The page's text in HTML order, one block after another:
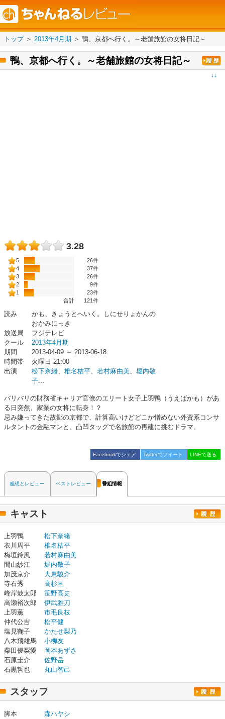
トップ＞ 2013年4月期 ＞ 鴨、京都へ行く。～老舗旅館の女将日記～
鴨、京都へ行く。～老舗旅館の女将日記～
↓↓
3.28
5
26件
4
37件
3
26件
2
9件
1
23件
合計
121件
読み
かも、きょうとへいく。しにせりょかんの
おかみにっき
放送局
フジテレビ
クール
2013年4月期
期間
2013-04-09 ～ 2013-06-18
時間帯
火曜日 21:00
出演
松下奈緒、 椎名桔平、 若村麻由美、 堀内敬
子...
バリバリの財務省キャリア官僚のエリート女子上羽鴨（うえばかも）があ
る日突然、家業の女将に転身！？
忌み嫌ってきた故郷の京都で、計算高いけどどこか憎めない外資系コンサ
ルタントの金融マンと、凸凹タッグで名旅館の再建に挑むドラマ。
Facebookでシェア Twitterでツイート LINEで送る
感想とレビュー ベストレビュー 番組情報
キャスト
上羽鴨
松下奈緒
衣川周平
椎名桔平
梅垣鈴風
若村麻由美
間山紗江
堀内敬子
加茂京介
大東駿介
寺石秀
高杉亘
峰岸鼓太郎
笹野高史
高瀬裕次郎
伊武雅刀
上羽薫
市毛良枝
仲代公吉
松平健
塩見鞠子
かたせ梨乃
八木飛雄馬
小柳友
柴田優梨愛
岡本あずさ
石原圭介
佐野岳
石黒哲也
丸山智己
スタッフ
脚本
森ハヤシ